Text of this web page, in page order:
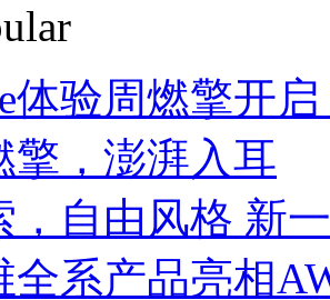
体验周燃擎开
擎，澎湃入耳
，自由风格 新
全系产品亮相